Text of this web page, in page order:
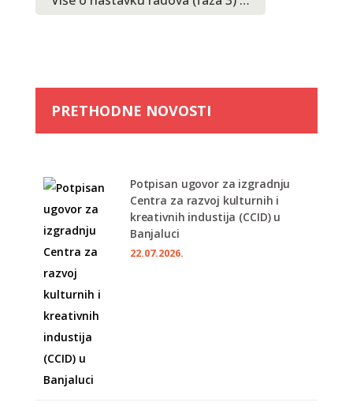
PRETHODNE NOVOSTI
Potpisan ugovor za izgradnju
Centra za razvoj kulturnih i
kreativnih industija (CCID) u
Banjaluci
22.07.2026.